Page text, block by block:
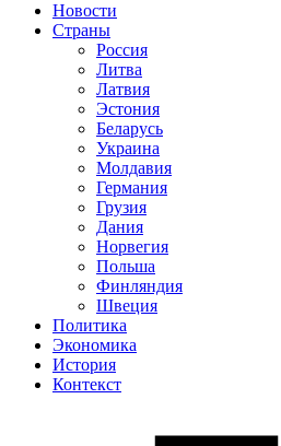
Новости
Страны
Россия
Литва
Латвия
Эстония
Беларусь
Украина
Молдавия
Германия
Грузия
Дания
Норвегия
Польша
Финляндия
Швеция
Политика
Экономика
История
Контекст